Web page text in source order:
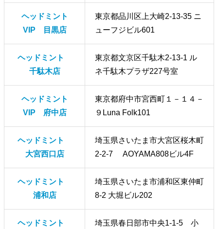
ヘッドミント
VIP 目黒店
東京都品川区上大崎2-13-35 ニ
ューフジビル601
ヘッドミント
千駄木店
東京都文京区千駄木2-13-1 ル
ネ千駄木プラザ227号室
ヘッドミント
VIP 府中店
東京都府中市宮西町１－１４－
９Luna Folk101
ヘッドミント
大宮西口店
埼玉県さいたま市大宮区桜木町
2-2-7 AOYAMA808ビル4F
ヘッドミント
浦和店
埼玉県さいたま市浦和区東仲町
8-2 大堀ビル202
ヘッドミント
埼玉県春日部市中央1-1-5 小